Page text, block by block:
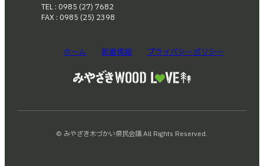
TEL : 0985 (27) 7682
FAX : 0985 (25) 2398
ホーム 新着情報 プライバシーポリシー
© みやざき木づかい県民会議 All Rights Reserved.